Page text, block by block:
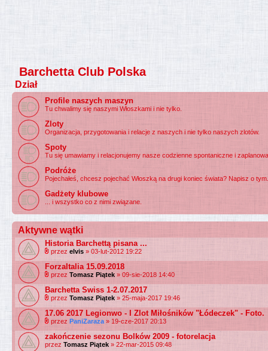
Barchetta Club Polska
Dział
Profile naszych maszyn
Tu chwalimy się naszymi Włoszkami i nie tylko.
Zloty
Organizacja, przygotowania i relacje z naszych i nie tylko naszych zlotów.
Spoty
Tu się umawiamy i relacjonujemy nasze codzienne spontaniczne i
Podróże
Pojechałeś, chcesz pojechać Włoszką na drugi koniec świata? Napisz o tym.
Gadżety klubowe
... i wszystko co z nimi związane.
Aktywne wątki
Historia Barchettą pisana ...
przez elvis » 03-lut-2012 19:22
ForzaItalia 15.09.2018
przez Tomasz Piątek » 09-sie-2018 14:40
Barchetta Swiss 1-2.07.2017
przez Tomasz Piątek » 25-maja-2017 19:46
17.06 2017 Legionwo - I Zlot Miłośników "Łódeczek" - Foto.
przez PaniZaraza » 19-cze-2017 20:13
zakończenie sezonu Bolków 2009 - fotorelacja
przez Tomasz Piątek » 22-mar-2015 09:48